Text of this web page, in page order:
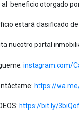
al beneficio otorgado
estará clasificado
nuestro portal
instagram.com/
https://
https://bit.ly/